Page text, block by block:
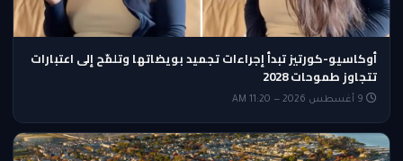
أوكاسيو-كورتيز تبدأ إجراءات تجميد بويضاتها وتلمّح إلى اعتبارات
تتجاوز طموحات 2028